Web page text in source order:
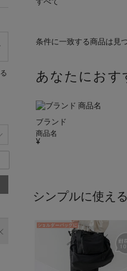
すべて
条件に一致する商品は見
あなたにおす
ブランド
商品名
シンプルに使え